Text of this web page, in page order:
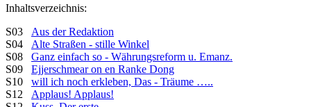
Inhaltsverzeichnis:
S03 Aus der Redaktion
S04 Alte Straßen - stille Winkel
S08 Ganz einfach so - Währungsreform u. Emanz.
S09 Ejjerschmear on en Ranke Dong
S10 will ich noch erkleben, Das - Träume …..
S12 Applaus! Applaus!